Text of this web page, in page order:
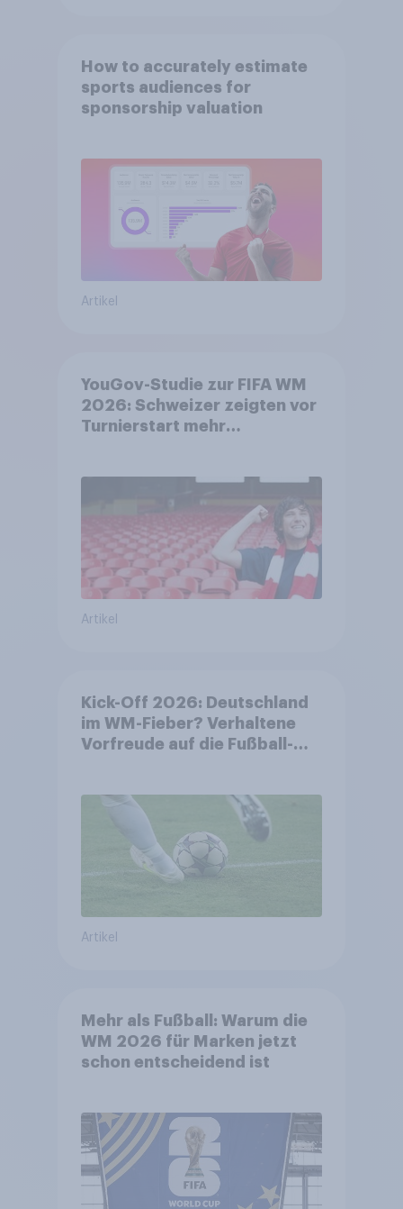
How to accurately estimate
sports audiences for
sponsorship valuation
Artikel
YouGov-Studie zur FIFA WM
2026: Schweizer zeigten vor
Turnierstart mehr
Artikel
Kick-Off 2026: Deutschland
im WM-Fieber? Verhaltene
Vorfreude auf die Fußball-
Artikel
Mehr als Fußball: Warum die
WM 2026 für Marken jetzt
schon entscheidend ist